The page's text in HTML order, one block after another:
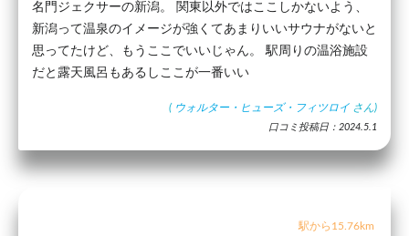
名門ジェクサーの新潟。 関東以外ではここしかないよう、
新潟って温泉のイメージが強くてあまりいいサウナがないと
思ってたけど、もうここでいいじゃん。 駅周りの温浴施設
だと露天風呂もあるしここが一番いい
( ウォルター・ヒューズ・フィツロイ さん)
口コミ投稿日：2024.5.1
駅から15.76km